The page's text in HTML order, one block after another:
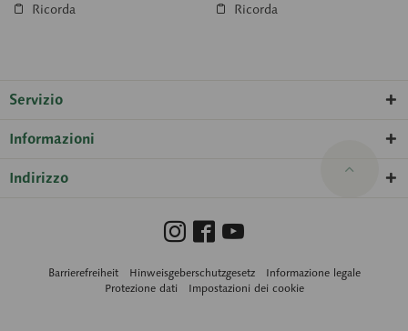
Ricorda Ricorda
Servizio
Informazioni
Indirizzo
Barrierefreiheit Hinweisgeberschutzgesetz
Informazione legale
Protezione dati
Impostazioni dei cookie